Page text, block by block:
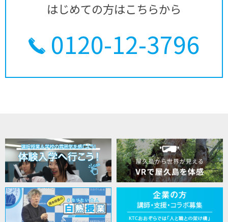
はじめての方はこちらから
0120-12-3796